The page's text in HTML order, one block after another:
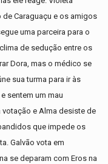
Caraguaçu e os amigos
uma parceira para o
de sedução entre os
Dora, mas o médico se
sua turma para ir às
sentem um mau
votação e Alma desiste de
que impede os
Galvão vota em
se deparam com Eros na